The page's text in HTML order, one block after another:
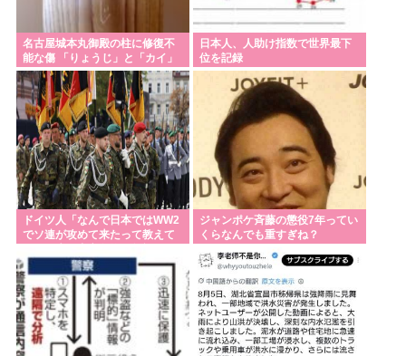
以上の水準の人のみ許可します」
銭湯で入れ墨の人出入り禁止って古くない？
共産党「これは酷い…京都市でマイナンバーカード
を持たない29万人がポイント給付事業から排除され
た」
昭和からほとんど進化していない家電と言えば？
任天堂、熊本地震を受け製品修理は無償対応（災害
救助法適用地域） 義援金5000万円寄付
乙武洋匡氏、「国によって僕を見た時の反応が全く
違う」 海外の路上で実感
産経新聞、東北で新聞発行休止へ
Powered by livedoor 相互RSS
名古屋城本丸御殿の柱に修復不
能な傷 「りょうじ」と「カイ」
と彫られる
日本人、人助け指数で世界最下
位を記録
ドイツ人「なんで日本ではWW2
でソ連が攻めて来たって教えて
ソ連に侵略したのは日本でしょ
ジャンポケ斉藤の懲役7年ってい
くらなんでも重すぎね？